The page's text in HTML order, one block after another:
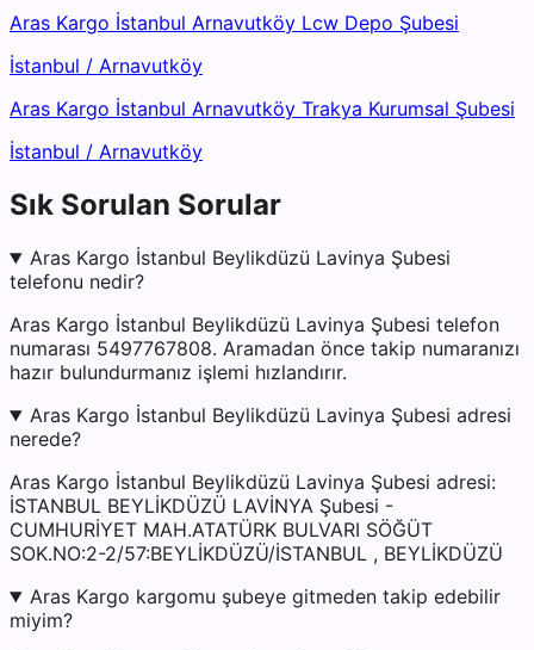
Aras Kargo İstanbul Arnavutköy Lcw Depo Şubesi
İstanbul / Arnavutköy
Aras Kargo İstanbul Arnavutköy Trakya Kurumsal Şubesi
İstanbul / Arnavutköy
Sık Sorulan Sorular
Aras Kargo İstanbul Beylikdüzü Lavinya Şubesi
telefonu nedir?
Aras Kargo İstanbul Beylikdüzü Lavinya Şubesi telefon
numarası 5497767808. Aramadan önce takip numaranızı
hazır bulundurmanız işlemi hızlandırır.
Aras Kargo İstanbul Beylikdüzü Lavinya Şubesi adresi
nerede?
Aras Kargo İstanbul Beylikdüzü Lavinya Şubesi adresi:
İSTANBUL BEYLİKDÜZÜ LAVİNYA Şubesi -
CUMHURİYET MAH.ATATÜRK BULVARI SÖĞÜT
SOK.NO:2-2/57:BEYLİKDÜZÜ/İSTANBUL , BEYLİKDÜZÜ
Aras Kargo kargomu şubeye gitmeden takip edebilir
miyim?